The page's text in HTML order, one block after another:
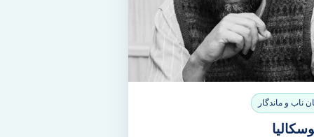
ناب و ماندگار